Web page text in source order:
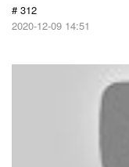
# 312
2020-12-09 14:51